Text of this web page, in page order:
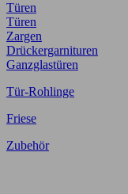
Türen
Türen
Zargen
Drückergarnituren
Ganzglastüren
Tür-Rohlinge
Friese
Zubehör